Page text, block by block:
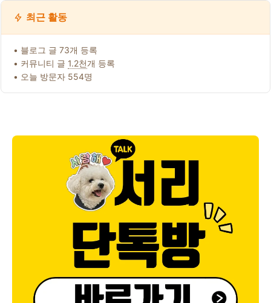
최근 활동
• 블로그 글 73개 등록
• 커뮤니티 글 1.2천개 등록
• 오늘 방문자 554명